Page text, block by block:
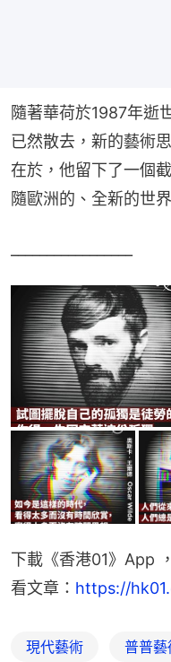
隨著華荷於1987年逝
已然散去，新的藝術
在於，他留下了一個
隨歐洲的、全新的世
下載《香港01》App
看文章： https://
現代藝術 普普藝